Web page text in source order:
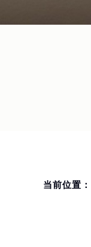
当前位置：